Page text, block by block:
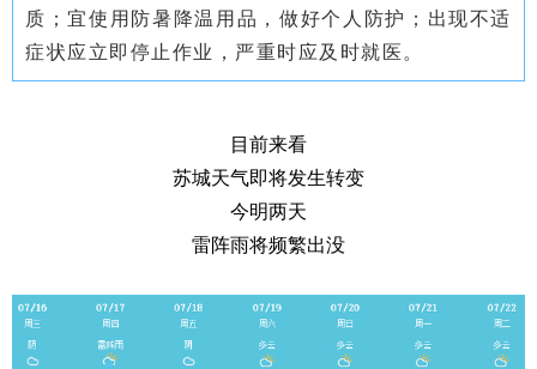
质；宜使用防暑降温用品，做好个人防护；出现不适
症状应立即停止作业，严重时应及时就医。
目前来看
苏城天气即将发生转变
今明两天
雷阵雨将频繁出没